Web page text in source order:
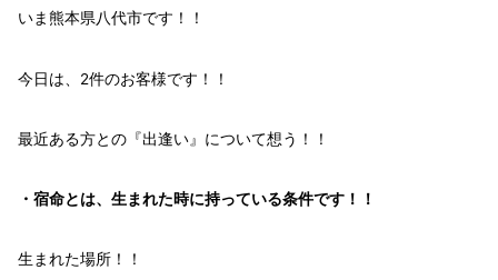
いま熊本県八代市です！！
今日は、2件のお客様です！！
最近ある方との 『出逢い』 について想う！！
・ 宿命とは、生まれた時に持っている条件です！！
生まれた場所！！